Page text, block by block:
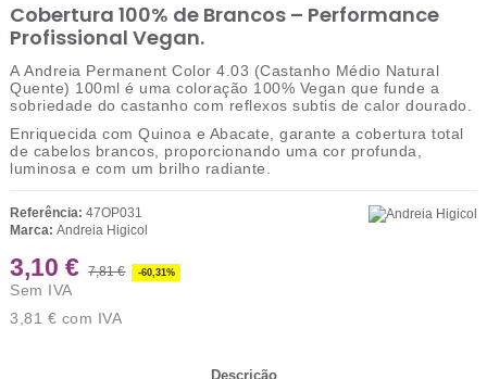
Cobertura 100% de Brancos – Performance
Profissional Vegan.
A Andreia Permanent Color 4.03 (Castanho Médio Natural
Quente) 100ml é uma coloração 100% Vegan que funde a
sobriedade do castanho com reflexos subtis de calor dourado.
Enriquecida com Quinoa e Abacate , garante a cobertura total
de cabelos brancos, proporcionando uma cor profunda,
luminosa e com um brilho radiante.
Referência: 47OP031
Marca: Andreia Higicol
3,10 € 7,81 € -60,31%
Sem IVA
3,81 € com IVA
Descrição